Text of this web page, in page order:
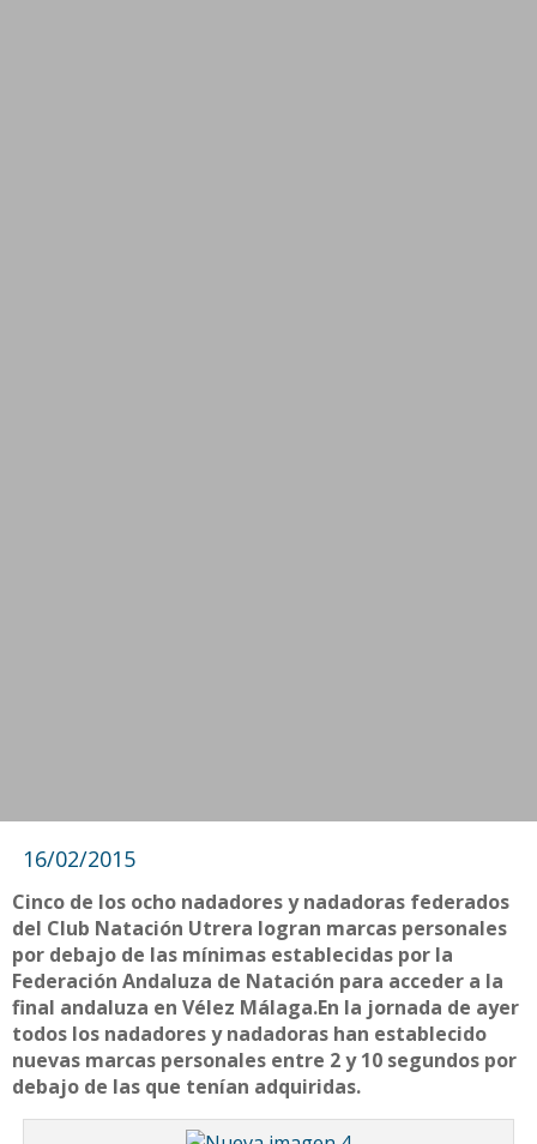
16/02/2015
Cinco de los ocho nadadores y nadadoras federados
del Club Natación Utrera logran marcas personales
por debajo de las mínimas establecidas por la
Federación Andaluza de Natación para acceder a la
final andaluza en Vélez Málaga.En la jornada de ayer
todos los nadadores y nadadoras han establecido
nuevas marcas personales entre 2 y 10 segundos por
debajo de las que tenían adquiridas.